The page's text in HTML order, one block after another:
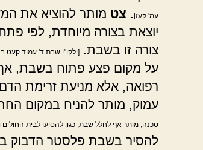
עמ' קעז] צט מותר להוציא את
יוצאת בצורה מיוחדת, לפי
צורה זו בשבת.
[ילקו"י שבת ד' עמוד קעט
על מקום פצע פתוח בשבת, אף
רפואה, אלא מניעת זרימת
עמוק, מותר להניח במקום
סכנה, מותר אף לחלל שבת, כגון להסיעו לבית החולים
להסיר בשבת פלסטר הדבוק